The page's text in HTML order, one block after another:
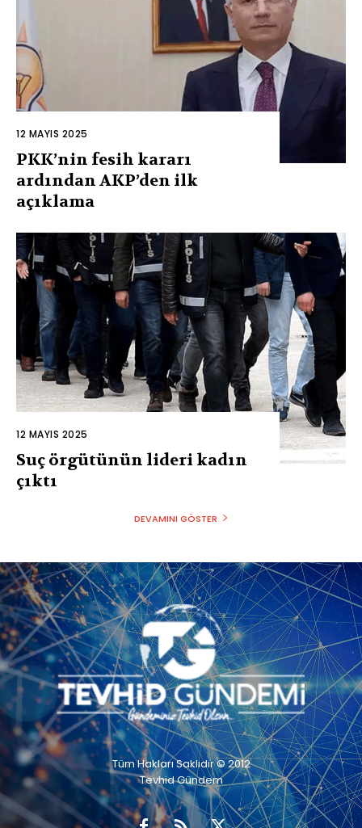
12 MAYIS 2025
PKK’nin fesih kararı
ardından AKP’den ilk
açıklama
12 MAYIS 2025
Suç örgütünün lideri kadın
çıktı
DEVAMINI GÖSTER
Tüm Hakları Saklıdır © 2012
Tevhid Gündem